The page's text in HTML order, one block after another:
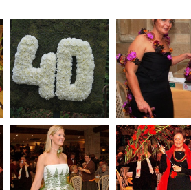
201_l 40 jarig
bestaan BFAS
234_l Gent 2
Vergankelijke
Juwelen
239_l Kortrijk 1 –
Rêve d
240_l Aalter-
Maldegem –
Ombrelle aux
Gerberas